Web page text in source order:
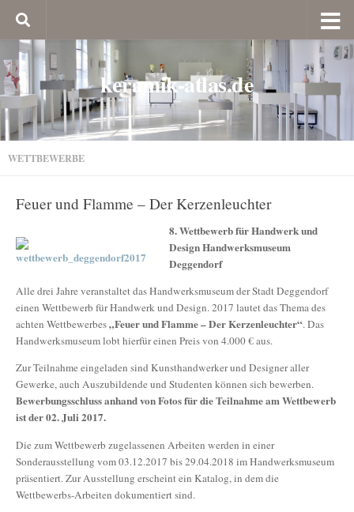
keramik-atlas.de
WETTBEWERBE
Feuer und Flamme – Der Kerzenleuchter
8. Wettbewerb für Handwerk und
Design Handwerksmuseum
Deggendorf
Alle drei Jahre veranstaltet das Handwerksmuseum der Stadt Deggendorf
einen Wettbewerb für Handwerk und Design. 2017 lautet das Thema des
achten Wettbewerbes„Feuer und Flamme – Der Kerzenleuchter“. Das
Handwerksmuseum lobt hierfür einen Preis von 4.000 € aus.
Zur Teilnahme eingeladen sind Kunsthandwerker und Designer aller
Gewerke, auch Auszubildende und Studenten können sich bewerben.
Bewerbungsschluss anhand von Fotos für die Teilnahme am Wettbewerb
ist der 02. Juli 2017.
Die zum Wettbewerb zugelassenen Arbeiten werden in einer
Sonderausstellung vom 03.12.2017 bis 29.04.2018 im Handwerksmuseum
präsentiert. Zur Ausstellung erscheint ein Katalog, in dem die
Wettbewerbs-Arbeiten dokumentiert sind.